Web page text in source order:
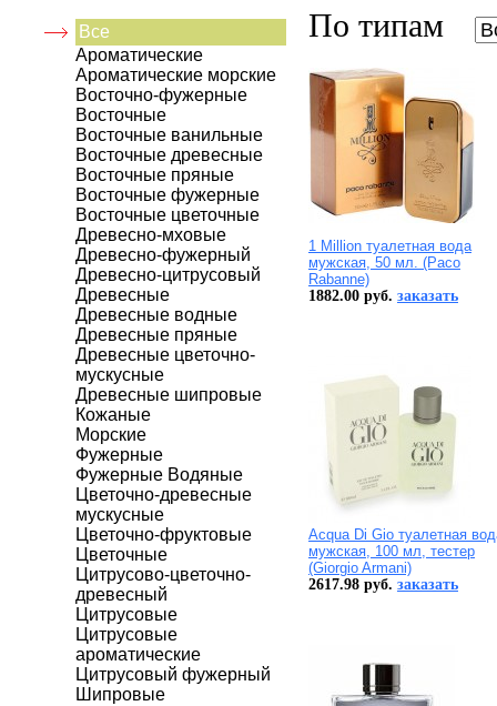
Все
Ароматические
Ароматические морские
Восточно-фужерные
Восточные
Восточные ванильные
Восточные древесные
Восточные пряные
Восточные фужерные
Восточные цветочные
Древесно-мховые
Древесно-фужерный
Древесно-цитрусовый
Древесные
Древесные водные
Древесные пряные
Древесные цветочно-
мускусные
Древесные шипровые
Кожаные
Морские
Фужерные
Фужерные Водяные
Цветочно-древесные
мускусные
Цветочно-фруктовые
Цветочные
Цитрусово-цветочно-
древесный
Цитрусовые
Цитрусовые
ароматические
Цитрусовый фужерный
Шипровые
По типам
1 Million туалетная вода
мужская, 50 мл. (Paco
Rabanne)
1882.00 руб. заказать
Acqua Di Gio туалетная
мужская, 100 мл, тестер
(Giorgio Armani)
2617.98 руб. заказать